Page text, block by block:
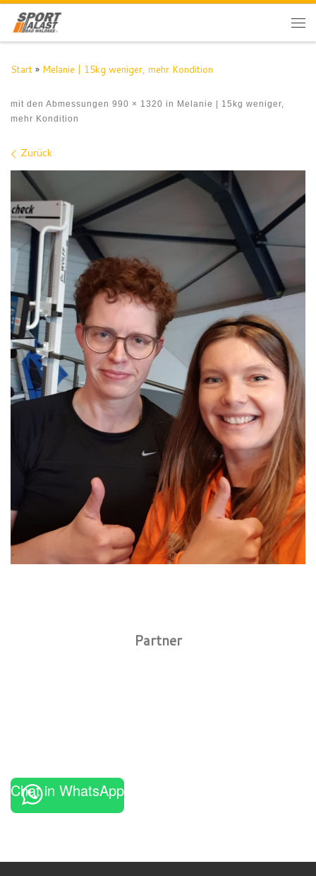
Zum Inhalt springen
Start » Melanie | 15kg weniger, mehr Kondition
mit den Abmessungen 990 × 1320 in Melanie | 15kg weniger,
mehr Kondition
Bilder Navigation
Zurück
Partner
Chat in WhatsApp